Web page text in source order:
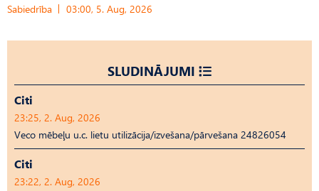
Sabiedrība 03:00, 5. Aug, 2026
SLUDINĀJUMI
Citi
23:25, 2. Aug, 2026
Veco mēbeļu u.c. lietu utilizācija/izvešana/pārvešana 24826054
Citi
23:22, 2. Aug, 2026